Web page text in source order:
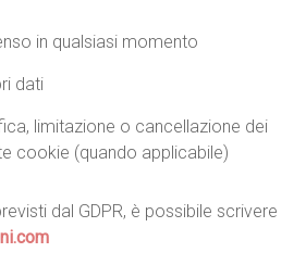
in qualsiasi momento
dati
limitazione o cancellazione dei
cookie (quando applicabile)
dal GDPR, è possibile scrivere